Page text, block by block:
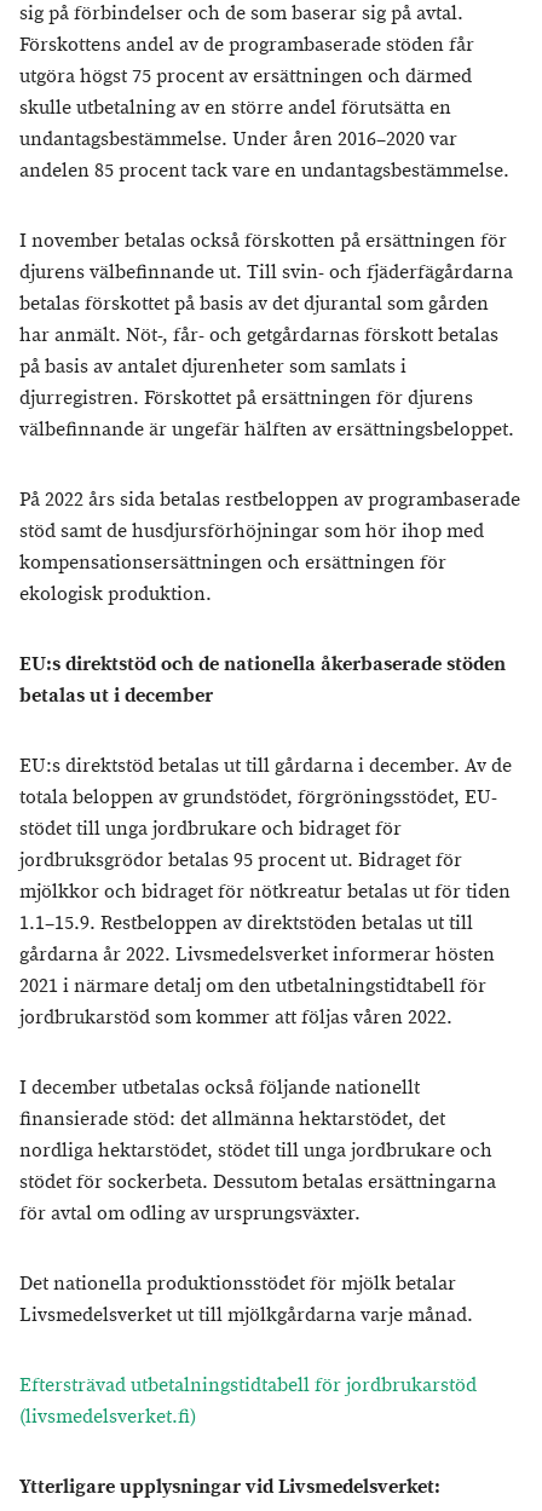
sig på förbindelser och de som baserar sig på avtal.
Förskottens andel av de programbaserade stöden får
utgöra högst 75 procent av ersättningen och därmed
skulle utbetalning av en större andel förutsätta en
undantagsbestämmelse. Under åren 2016–2020 var
andelen 85 procent tack vare en undantagsbestämmelse.
I november betalas också förskotten på ersättningen för
djurens välbefinnande ut. Till svin- och fjäderfägårdarna
betalas förskottet på basis av det djurantal som gården
har anmält. Nöt-, får- och getgårdarnas förskott betalas
på basis av antalet djurenheter som samlats i
djurregistren. Förskottet på ersättningen för djurens
välbefinnande är ungefär hälften av ersättningsbeloppet.
På 2022 års sida betalas restbeloppen av programbaserade
stöd samt de husdjursförhöjningar som hör ihop med
kompensationsersättningen och ersättningen för
ekologisk produktion.
EU:s direktstöd och de nationella åkerbaserade stöden
betalas ut i december
EU:s direktstöd betalas ut till gårdarna i december. Av de
totala beloppen av grundstödet, förgröningsstödet, EU-
stödet till unga jordbrukare och bidraget för
jordbruksgrödor betalas 95 procent ut. Bidraget för
mjölkkor och bidraget för nötkreatur betalas ut för tiden
1.1–15.9. Restbeloppen av direktstöden betalas ut till
gårdarna år 2022. Livsmedelsverket informerar hösten
2021 i närmare detalj om den utbetalningstidtabell för
jordbrukarstöd som kommer att följas våren 2022.
I december utbetalas också följande nationellt
finansierade stöd: det allmänna hektarstödet, det
nordliga hektarstödet, stödet till unga jordbrukare och
stödet för sockerbeta. Dessutom betalas ersättningarna
för avtal om odling av ursprungsväxter.
Det nationella produktionsstödet för mjölk betalar
Livsmedelsverket ut till mjölkgårdarna varje månad.
Eftersträvad utbetalningstidtabell för jordbrukarstöd
(livsmedelsverket.fi)
Ytterligare upplysningar vid Livsmedelsverket: